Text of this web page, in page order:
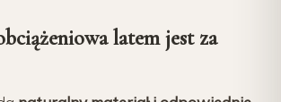
latem jest za